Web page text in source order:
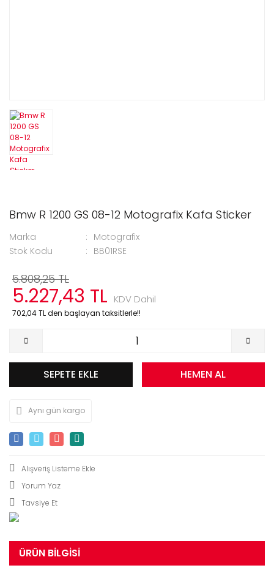
Bmw R 1200 GS 08-12 Motografix Kafa Sticker
Marka
Motografix
Stok Kodu
BB01RSE
5.808,25 TL
5.227,43 TL KDV Dahil
702,04 TL den başlayan taksitlerle!!
SEPETE EKLE HEMEN AL
Aynı gün kargo
Yorum Yaz
Tavsiye Et
ÜRÜN BILGISI